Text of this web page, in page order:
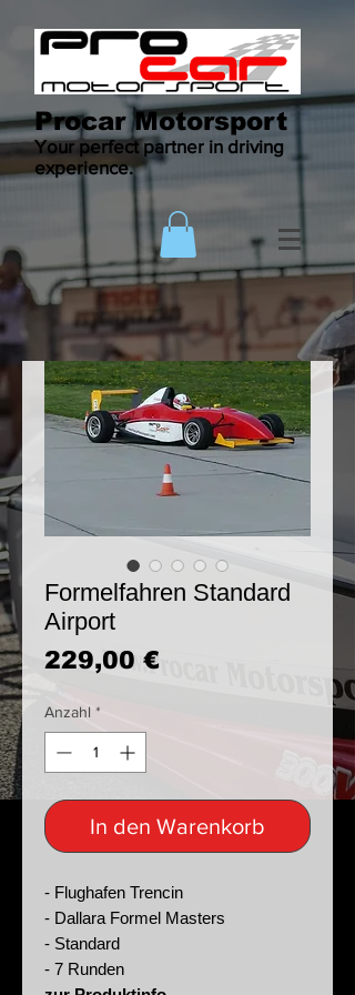
Procar Motorsport
Your perfect partner in driving
experience.
Formelfahren Standard
Airport
229,00 €Preis
Anzahl *
In den Warenkorb
- Flughafen Trencin
- Dallara Formel Masters
- Standard
- 7 Runden